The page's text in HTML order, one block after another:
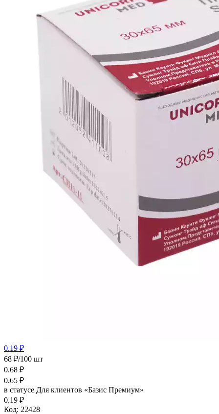
0.19 ₽
68 ₽/100 шт
0.68 ₽
0.65 ₽
в статусе Для клиентов «Базис Премиум»
0.19 ₽
Код: 22428